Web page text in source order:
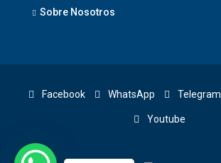
Sobre Nosotros
Facebook WhatsApp Telegram
Youtube